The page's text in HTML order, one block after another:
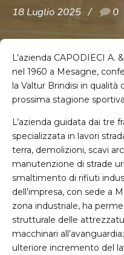
18 Luglio 2025 0
L’azienda CAPODIECI A.
nel 1960 a Mesagne,
la Valtur Brindisi in qualità
prossima stagione
L’azienda guidata dai tre
specializzata in lavori
terra, demolizioni, scavi
manutenzione di strade
smaltimento di rifiuti
dell’impresa, con sede a
zona industriale, ha
strutturale delle
macchinari
ulteriore incremento del